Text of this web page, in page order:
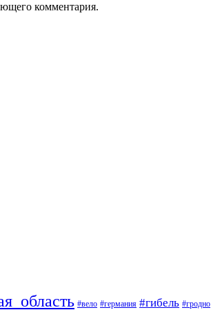
комментария.
#вело #германия #гибель #гродно